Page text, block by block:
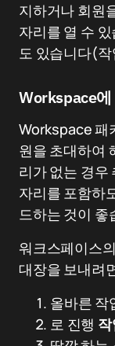
지하거나 회원
자리를 열 수
도 있습니다(
Workspace
Workspace 패
원을 초대하여
리가 없는 경우
자리를 포함하
드하는 것이 좋
워크스페이스
대장을 보내려
올바른 작
로 진행